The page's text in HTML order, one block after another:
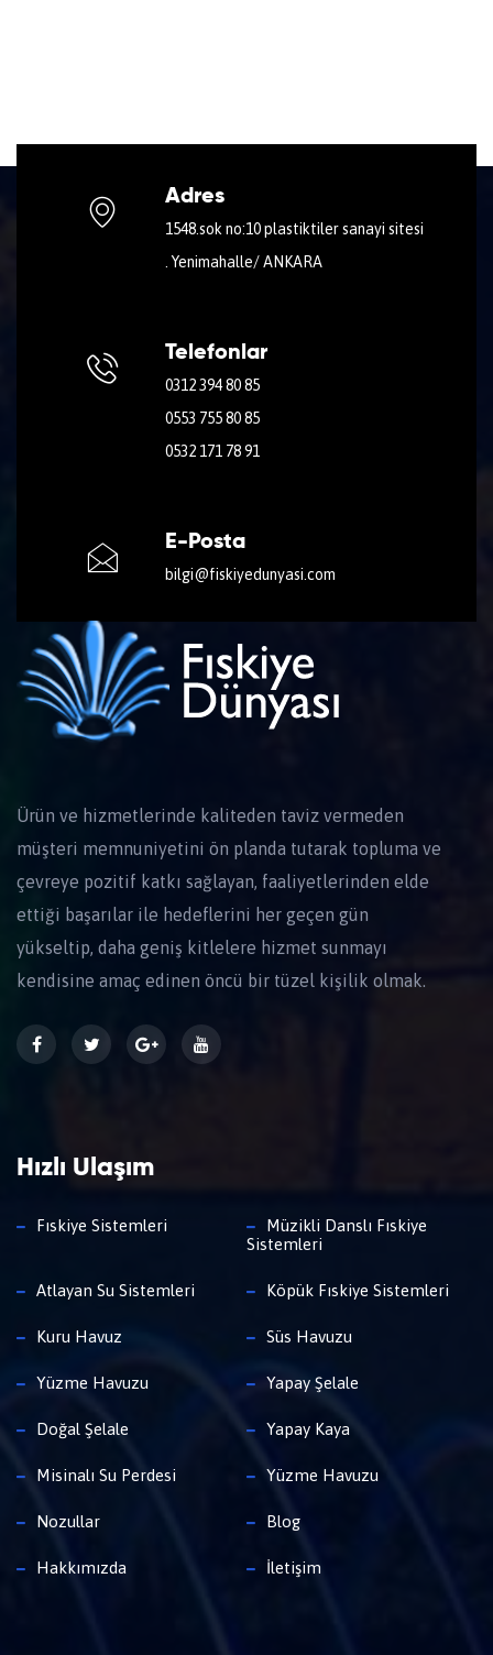
Adres
1548.sok no:10 plastiktiler sanayi sitesi
. Yenimahalle/ ANKARA
Telefonlar
0312 394 80 85
0553 755 80 85
0532 171 78 91
E-Posta
bilgi@fiskiyedunyasi.com
Ürün ve hizmetlerinde kaliteden taviz vermeden
müşteri memnuniyetini ön planda tutarak topluma ve
çevreye pozitif katkı sağlayan, faaliyetlerinden elde
ettiği başarılar ile hedeflerini her geçen gün
yükseltip, daha geniş kitlelere hizmet sunmayı
kendisine amaç edinen öncü bir tüzel kişilik olmak.
Hızlı Ulaşım
Fıskiye Sistemleri
Müzikli Danslı Fıskiye
Sistemleri
Atlayan Su Sistemleri Köpük Fıskiye Sistemleri
Kuru Havuz Süs Havuzu
Yüzme Havuzu Yapay Şelale
Doğal Şelale Yapay Kaya
Misinalı Su Perdesi Yüzme Havuzu
Nozullar Blog
Hakkımızda İletişim